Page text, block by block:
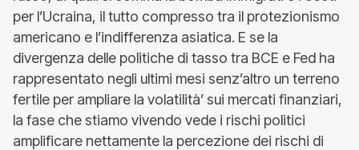
per l’Ucraina, il tutto compresso tra il protezionismo
americano e l’indifferenza asiatica. E se la
divergenza delle politiche di tasso tra BCE e Fed ha
rappresentato negli ultimi mesi senz’altro un terreno
fertile per ampliare la volatilità’ sui mercati finanziari,
la fase che stiamo vivendo vede i rischi politici
amplificare nettamente la percezione dei rischi di